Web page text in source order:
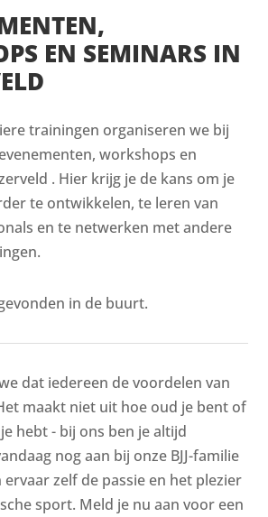
EN SEMINARS IN
trainingen organiseren we bij
workshops en
. Hier krijg je de kans om je
te ontwikkelen, te leren van
en te netwerken met andere
in de buurt.
dat iedereen de voordelen van
maakt niet uit hoe oud je bent of
hebt - bij ons ben je altijd
nog aan bij onze BJJ-familie
ervaar zelf de passie en het plezier
sport. Meld je nu aan voor een